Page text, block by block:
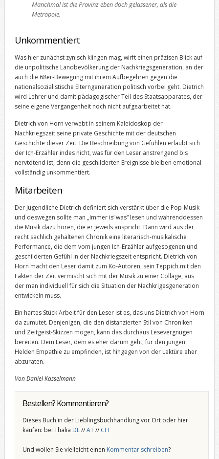
Manchmal ist die Provinz eben doch gelassener, als die
Metropole.
Unkommentiert
Was hier zunächst zynisch klingen mag, wirft einen präzisen Blick auf
die unpolitische Landbevölkerung der Nachkriegsgeneration, an der
auch die 68er-Bewegung mit ihrem Aufbegehren gegen die
nationalsozialistische Elterngeneration politisch vorbei geht. Dietrich
wird Lehrer und damit pädagogischer Teil des Staatsapparates, der
seine eigene Vergangenheit noch nicht aufgearbeitet hat.
Dietrich von Horn verwebt in seinem Kaleidoskop der
Nachkriegszeit seine private Geschichte mit der deutschen
Geschichte dieser Zeit. Die Beschreibung von Gefühlen erlaubt sich
der Ich-Erzähler indes nicht, was für den Leser anstrengend bis
nervtötend ist, denn die geschilderten Ereignisse bleiben emotional
vollständig unkommentiert.
Mitarbeiten
Der Jugendliche Dietrich definiert sich verstärkt über die Pop-Musik
und deswegen sollte man „Immer is‘ was“ lesen und währenddessen
die Musik dazu hören, die er jeweils anspricht. Dann wird aus der
recht sachlich gehaltenen Chronik eine literarisch-musikalische
Performance, die dem vom jungen Ich-Erzähler aufgesogenen und
geschilderten Gefühl in der Nachkriegszeit entspricht. Dietrich von
Horn macht den Leser damit zum Ko-Autoren, sein Teppich mit den
Fakten der Zeit vermischt sich mit der Musik zu einer Collage, aus
der man individuell für sich die Situation der Nachkrigesgeneration
entwickeln muss.
Ein hartes Stück Arbeit für den Leser ist es, das uns Dietrich von Horn
da zumutet. Denjenigen, die den distanzierten Stil von Chroniken
und Zeitgeist-Skizzen mögen, kann das durchaus Lesevergnügen
bereiten. Dem Leser, dem es eher darum geht, für den jungen
Helden Empathie zu empfinden, ist hingegen von der Lektüre eher
abzuraten.
Von Daniel Kasselmann
Bestellen? Kommentieren?
Dieses Buch in der Lieblingsbuchhandlung vor Ort oder hier
kaufen: bei Thalia DE//AT// CH
Und wollen Sie vielleicht einen Kommentar schreiben?